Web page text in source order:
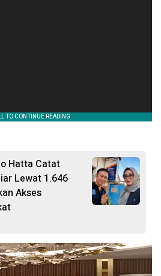
Hatta Catat
Lewat 1.646
Akses